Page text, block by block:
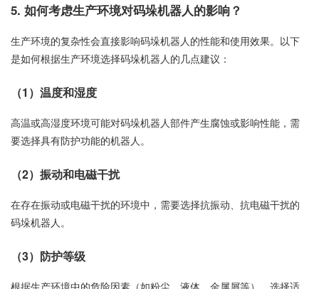
5. 如何考虑生产环境对码垛机器人的影响？
生产环境的复杂性会直接影响码垛机器人的性能和使用效果。以下
是如何根据生产环境选择码垛机器人的几点建议：
（1）温度和湿度
高温或高湿度环境可能对码垛机器人部件产生腐蚀或影响性能，需
要选择具有防护功能的机器人。
（2）振动和电磁干扰
在存在振动或电磁干扰的环境中，需要选择抗振动、抗电磁干扰的
码垛机器人。
（3）防护等级
根据生产环境中的危险因素（如粉尘、液体、金属屑等），选择适